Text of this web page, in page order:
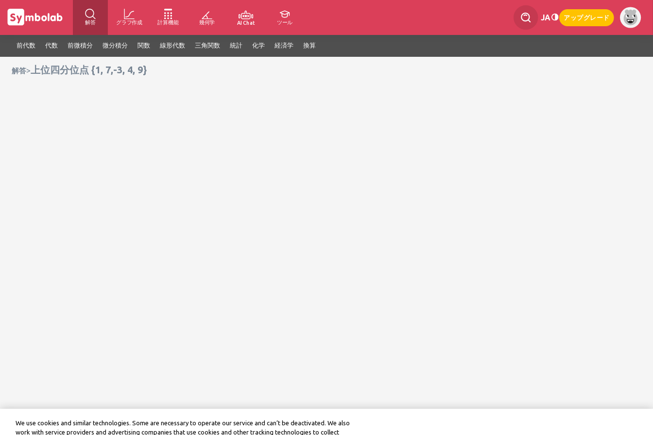
解答 グラフ作成 計算機能 幾何学 AI Chat ツール
JA アップグレード
前代数 代数 前微積分 微分積分 関数 線形代数 三角関数 統計 化学 経済学 換算
解答> 上位四分位点 {1, 7,-3, 4, 9}
We use cookies and similar technologies. Some are necessary to operate our service and can’t be deactivated. We also
work with service providers and advertising companies that use cookies and other tracking technologies to collect